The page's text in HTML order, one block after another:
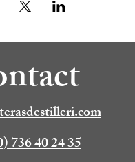
736 40 24 35